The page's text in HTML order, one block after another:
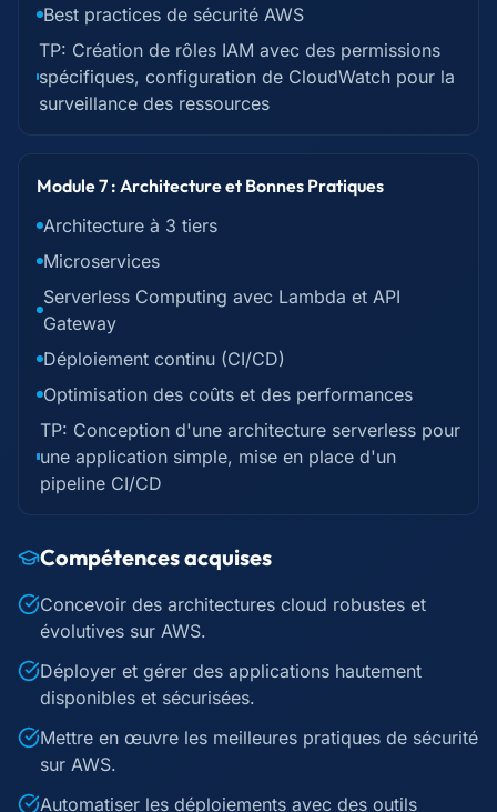
Best practices de sécurité AWS
TP: Création de rôles IAM avec des permissions
spécifiques, configuration de CloudWatch pour la
surveillance des ressources
Module 7 : Architecture et Bonnes Pratiques
Architecture à 3 tiers
Microservices
Serverless Computing avec Lambda et API
Gateway
Déploiement continu (CI/CD)
Optimisation des coûts et des performances
TP: Conception d'une architecture serverless pour
une application simple, mise en place d'un
pipeline CI/CD
Compétences acquises
Concevoir des architectures cloud robustes et
évolutives sur AWS.
Déployer et gérer des applications hautement
disponibles et sécurisées.
Mettre en œuvre les meilleures pratiques de sécurité
sur AWS.
Automatiser les déploiements avec des outils